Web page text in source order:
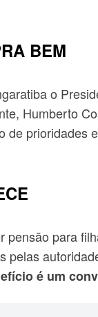
BEM
o
Humberto
prioridades
para
é um